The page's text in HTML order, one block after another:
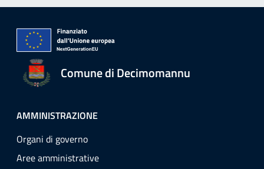
Comune di Decimomannu
AMMINISTRAZIONE
Organi di governo
Aree amministrative